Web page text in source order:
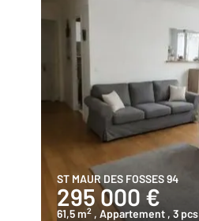
ST MAUR DES FOSSES 94
295 000 €
61,5 m2 , Appartement , 3 pcs